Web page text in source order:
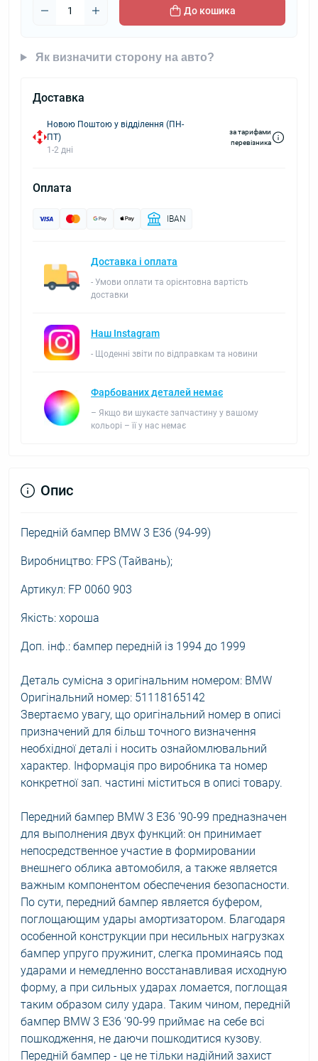
До кошика
Як визначити сторону на авто?
Доставка
Новою Поштою у відділення (ПН-
ПТ)
1-2 дні
за тарифами
перевізника
Оплата
IBAN
Доставка і оплата
- Умови оплати та орієнтовна вартість
доставки
Наш Instagram
- Щоденні звіти по відправкам та новини
Фарбованих деталей немає
– Якщо ви шукаєте запчастину у вашому
кольорі – її у нас немає
Опис
Передній бампер BMW 3 E36 (94-99)
Виробництво: FPS (Тайвань);
Артикул: FP 0060 903
Якість: хороша
Доп. інф.: бампер передній із 1994 до 1999
Деталь сумісна з оригінальним номером: BMW
Оригінальний номер: 51118165142
Звертаємо увагу, що оригінальний номер в описі
призначений для більш точного визначення
необхідної деталі і носить ознайомлювальний
характер. Інформація про виробника та номер
конкретної зап. частині міститься в описі товару.
Передний бампер BMW 3 E36 '90-99 предназначен
для выполнения двух функций: он принимает
непосредственное участие в формировании
внешнего облика автомобиля, а также является
важным компонентом обеспечения безопасности.
По сути, передний бампер является буфером,
поглощающим удары амортизатором. Благодаря
особенной конструкции при несильных нагрузках
бампер упруго пружинит, слегка проминаясь под
ударами и немедленно восстанавливая исходную
форму, а при сильных ударах ломается, поглощая
таким образом силу удара. Таким чином, передній
бампер BMW 3 E36 '90-99 приймає на себе всі
пошкодження, не даючи пошкодитися кузову.
Передній бампер - це не тільки надійний захист